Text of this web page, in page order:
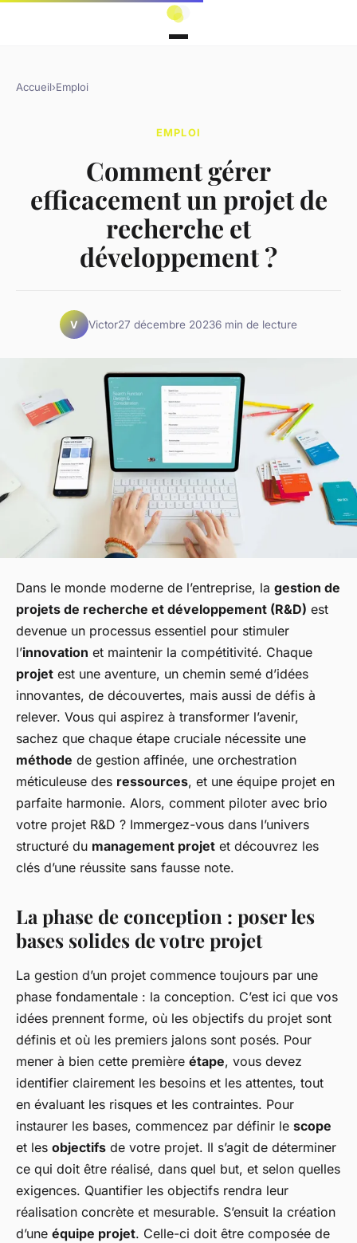
Accueil›Emploi
EMPLOI
Comment gérer
efficacement un projet de
recherche et
développement ?
V Victor27 décembre 20236 min de lecture
Dans le monde moderne de l’entreprise, la gestion de
projets de recherche et développement (R&D) est
devenue un processus essentiel pour stimuler
l’innovation et maintenir la compétitivité. Chaque
projet est une aventure, un chemin semé d’idées
innovantes, de découvertes, mais aussi de défis à
relever. Vous qui aspirez à transformer l’avenir,
sachez que chaque étape cruciale nécessite une
méthode de gestion affinée, une orchestration
méticuleuse des ressources, et une équipe projet en
parfaite harmonie. Alors, comment piloter avec brio
votre projet R&D ? Immergez-vous dans l’univers
structuré du management projet et découvrez les
clés d’une réussite sans fausse note.
La phase de conception : poser les
bases solides de votre projet
La gestion d’un projet commence toujours par une
phase fondamentale : la conception. C’est ici que vos
idées prennent forme, où les objectifs du projet sont
définis et où les premiers jalons sont posés. Pour
mener à bien cette première étape, vous devez
identifier clairement les besoins et les attentes, tout
en évaluant les risques et les contraintes. Pour
instaurer les bases, commencez par définir le scope
et les objectifs de votre projet. Il s’agit de déterminer
ce qui doit être réalisé, dans quel but, et selon quelles
exigences. Quantifier les objectifs rendra leur
réalisation concrète et mesurable. S’ensuit la création
d’une équipe projet. Celle-ci doit être composée de